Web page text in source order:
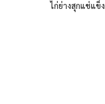
ไก่ย่างสุกแช่แข็ง